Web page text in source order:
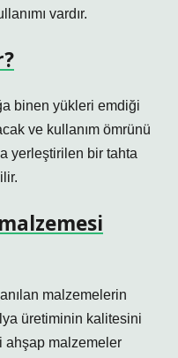
vardır.
binen yükleri emdiği
ve kullanım ömrünü
yerleştirilen bir tahta
malzemelerin
üretiminin kalitesini
ahşap malzemeler